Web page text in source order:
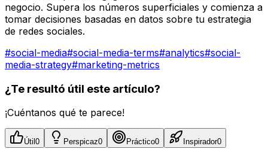
negocio. Supera los números superficiales y comienza a
tomar decisiones basadas en datos sobre tu estrategia
de redes sociales.
#social-media#social-media-terms#analytics#social-
media-strategy#marketing-metrics
¿Te resultó útil este artículo?
¡Cuéntanos qué te parece!
Útil 0 Perspicaz0 Práctico0 Inspirador0